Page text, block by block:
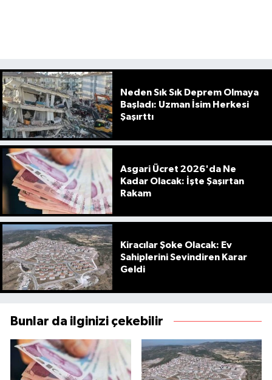
Neden Sık Sık Deprem Olmaya
Başladı: Uzman İsim Herkesi
Şaşırttı
Asgari Ücret 2026'da Ne
Kadar Olacak: İşte Şaşırtan
Rakam
Kiracılar Şoke Olacak: Ev
Sahiplerini Sevindiren Karar
Geldi
Bunlar da ilginizi çekebilir